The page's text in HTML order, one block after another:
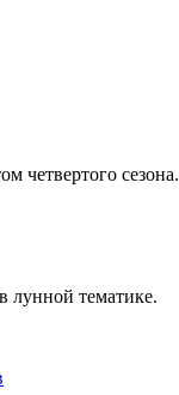
четвертого сезона.
лунной тематике.